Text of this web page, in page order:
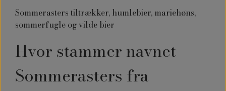
Sommerasters tiltrækker, humlebier, mariehøns,
sommerfugle og vilde bier
Hvor stammer navnet
Sommerasters fra